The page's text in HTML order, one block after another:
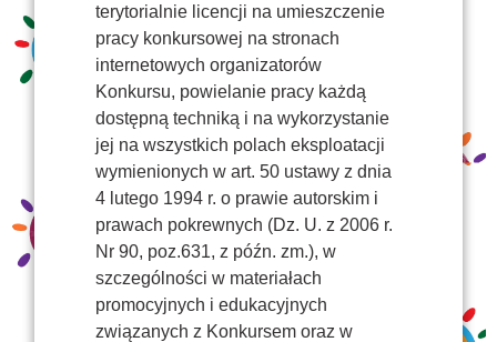
terytorialnie licencji na umieszczenie
pracy konkursowej na stronach
internetowych organizatorów
Konkursu, powielanie pracy każdą
dostępną techniką i na wykorzystanie
jej na wszystkich polach eksploatacji
wymienionych w art. 50 ustawy z dnia
4 lutego 1994 r. o prawie autorskim i
prawach pokrewnych (Dz. U. z 2006 r.
Nr 90, poz.631, z późn. zm.), w
szczególności w materiałach
promocyjnych i edukacyjnych
związanych z Konkursem oraz w